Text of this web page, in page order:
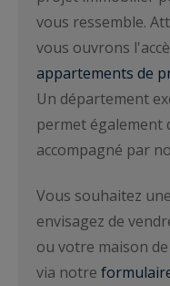
vous ressemble.
vous ouvrons
appartements de
Un département
permet également
accompagné par
Vous souhaitez une
envisagez de
ou votre maison
via notre